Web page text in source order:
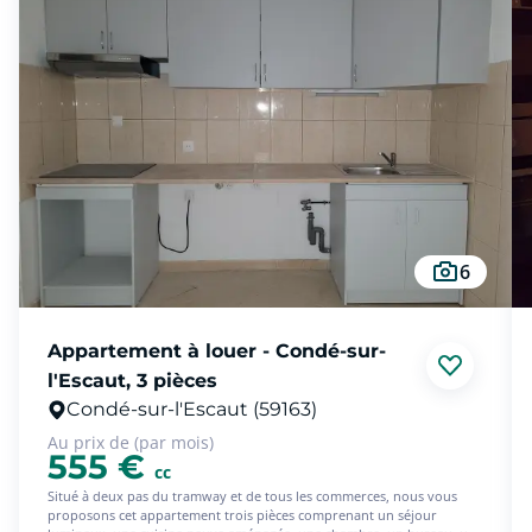
6
Appartement à louer - Condé-sur-
l'Escaut, 3 pièces
Condé-sur-l'Escaut (59163)
Au prix de (par mois)
555 € cc
Situé à deux pas du tramway et de tous les commerces, nous vous
proposons cet appartement trois pièces comprenant un séjour